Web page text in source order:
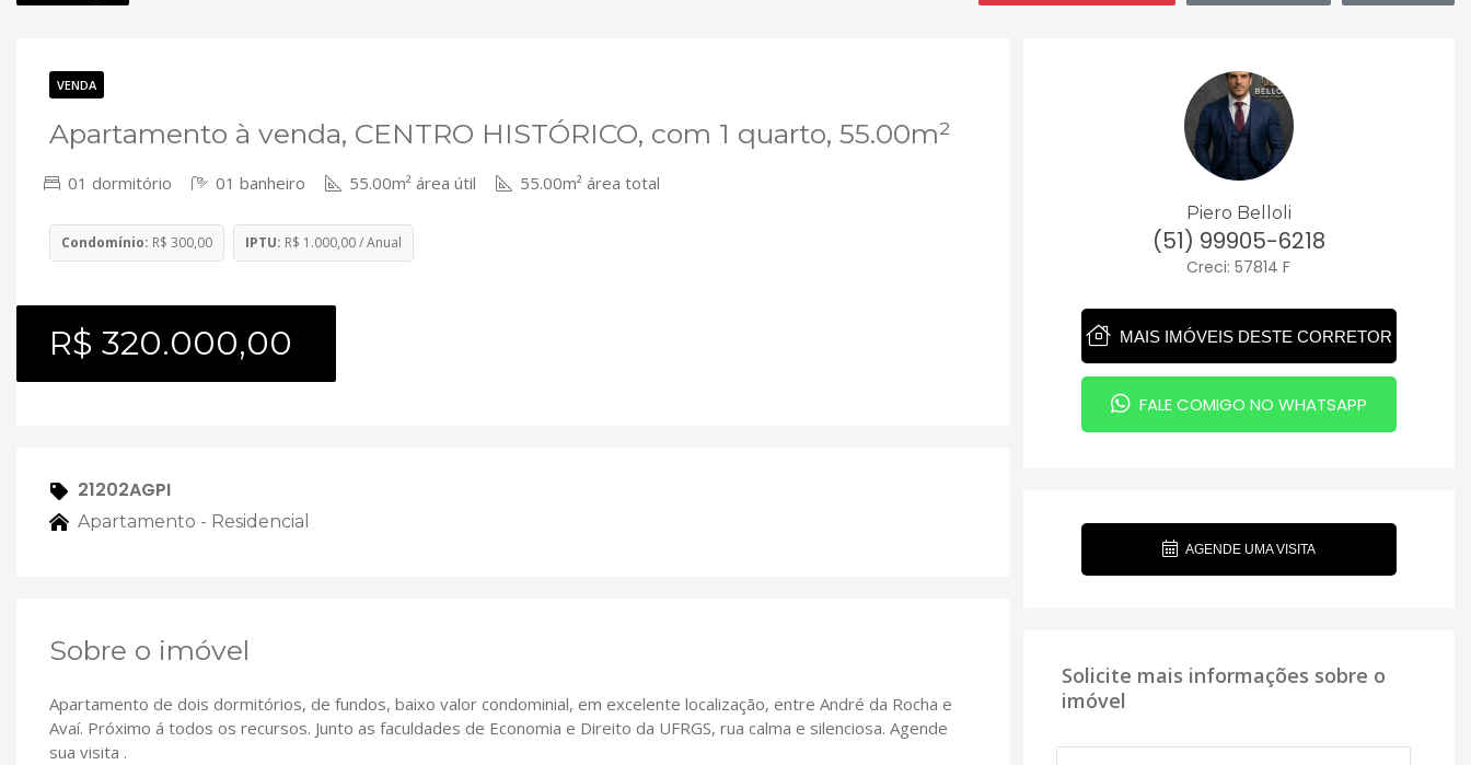
VENDA
Apartamento à venda, CENTRO HISTÓRICO, com 1 quarto, 55.00m²
01 dormitório 01 banheiro 55.00m² área útil 55.00m² área total
Condomínio: R$ 300,00 IPTU: R$ 1.000,00 / Anual
R$ 320.000,00
21202AGPI
Apartamento - Residencial
Sobre o imóvel
Apartamento de dois dormitórios, de fundos, baixo valor condominial, em excelente localização, entre André da Rocha e
Avaí. Próximo á todos os recursos. Junto as faculdades de Economia e Direito da UFRGS, rua calma e silenciosa. Agende
sua visita .
Piero Belloli
(51) 99905-6218
Creci: 57814 F
MAIS IMÓVEIS DESTE CORRETOR
FALE COMIGO NO WHATSAPP
AGENDE UMA VISITA
Solicite mais informações sobre o
imóvel